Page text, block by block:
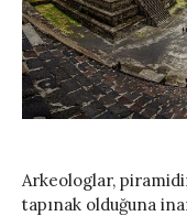
Arkeologlar,
tapınak olduğuna